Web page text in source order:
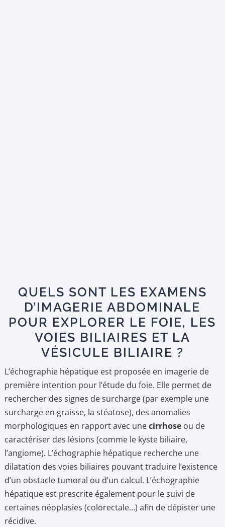
QUELS SONT LES EXAMENS
D’IMAGERIE ABDOMINALE
POUR EXPLORER LE FOIE, LES
VOIES BILIAIRES ET LA
VÉSICULE BILIAIRE ?
L’échographie hépatique est proposée en imagerie de
première intention pour l’étude du foie. Elle permet de
rechercher des signes de surcharge (par exemple une
surcharge en graisse, la stéatose), des anomalies
morphologiques en rapport avec unecirrhoseou de
caractériser des lésions (comme le kyste biliaire,
l’angiome). L’échographie hépatique recherche une
dilatation des voies biliaires pouvant traduire l’existence
d’un obstacle tumoral ou d’un calcul. L’échographie
hépatique est prescrite également pour le suivi de
certaines néoplasies (colorectale…) afin de dépister une
récidive.